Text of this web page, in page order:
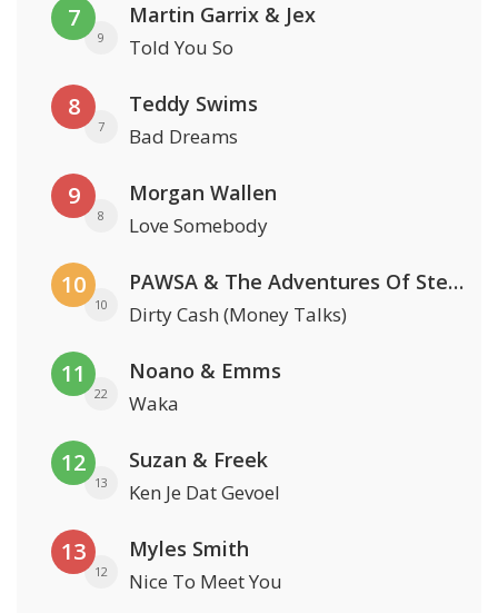
7
9
Martin Garrix & Jex
Told You So
8
7
Teddy Swims
Bad Dreams
9
8
Morgan Wallen
Love Somebody
10
10
PAWSA & The Adventures Of Stevie V
Dirty Cash (Money Talks)
11
22
Noano & Emms
Waka
12
13
Suzan & Freek
Ken Je Dat Gevoel
13
12
Myles Smith
Nice To Meet You